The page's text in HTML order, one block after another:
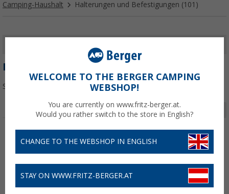
Camping-Haushalt Halterungen und Befestigungen (101)
HALTERUNGEN UND BEFESTIGUNGEN
Sortieren:
Seite 1 von 4
WELCOME TO THE BERGER CAMPING
WEBSHOP!
You are currently on www.fritz-berger.at.
Would you rather switch to the store in English?
CHANGE TO THE WEBSHOP IN ENGLISH
STAY ON WWW.FRITZ-BERGER.AT